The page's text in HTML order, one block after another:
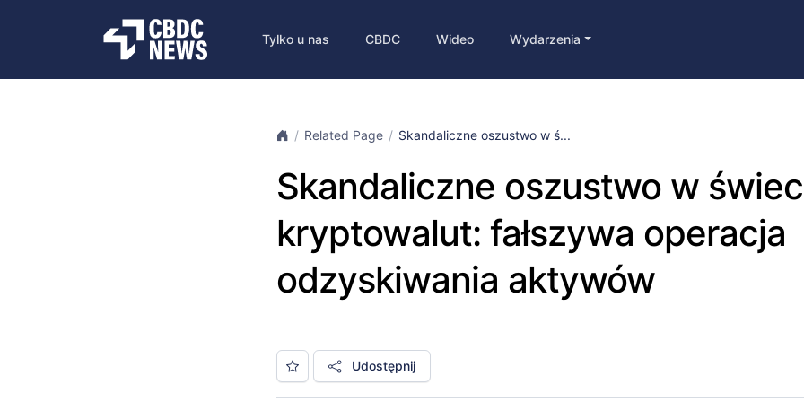
Tylko u nas CBDC Wideo Wydarzenia
Related Page Skandaliczne oszustwo w ś...
Skandaliczne oszustwo w
kryptowalut: fałszywa operacja
odzyskiwania aktywów
Udostępnij